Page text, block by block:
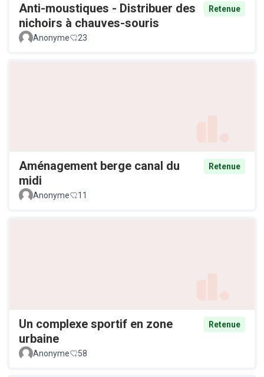
Anti-moustiques - Distribuer des
nichoirs à chauves-souris
Retenue
Anonyme 23
Aménagement berge canal du
midi
Retenue
Anonyme 11
Un complexe sportif en zone
urbaine
Retenue
Anonyme 58